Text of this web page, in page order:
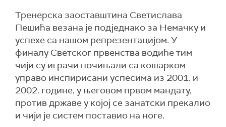
Тренерска заоставштина Светислава
Пешића везана је подједнако за Немачку и
успехе са нашом репрезентацијом. У
финалу Светског првенства водиће тим
чији су играчи почињали са кошарком
управо инспирисани успесима из 2001. и
2002. године, у његовом првом мандату,
против државе у којој се занатски прекалио
и чији је систем поставио на ноге.